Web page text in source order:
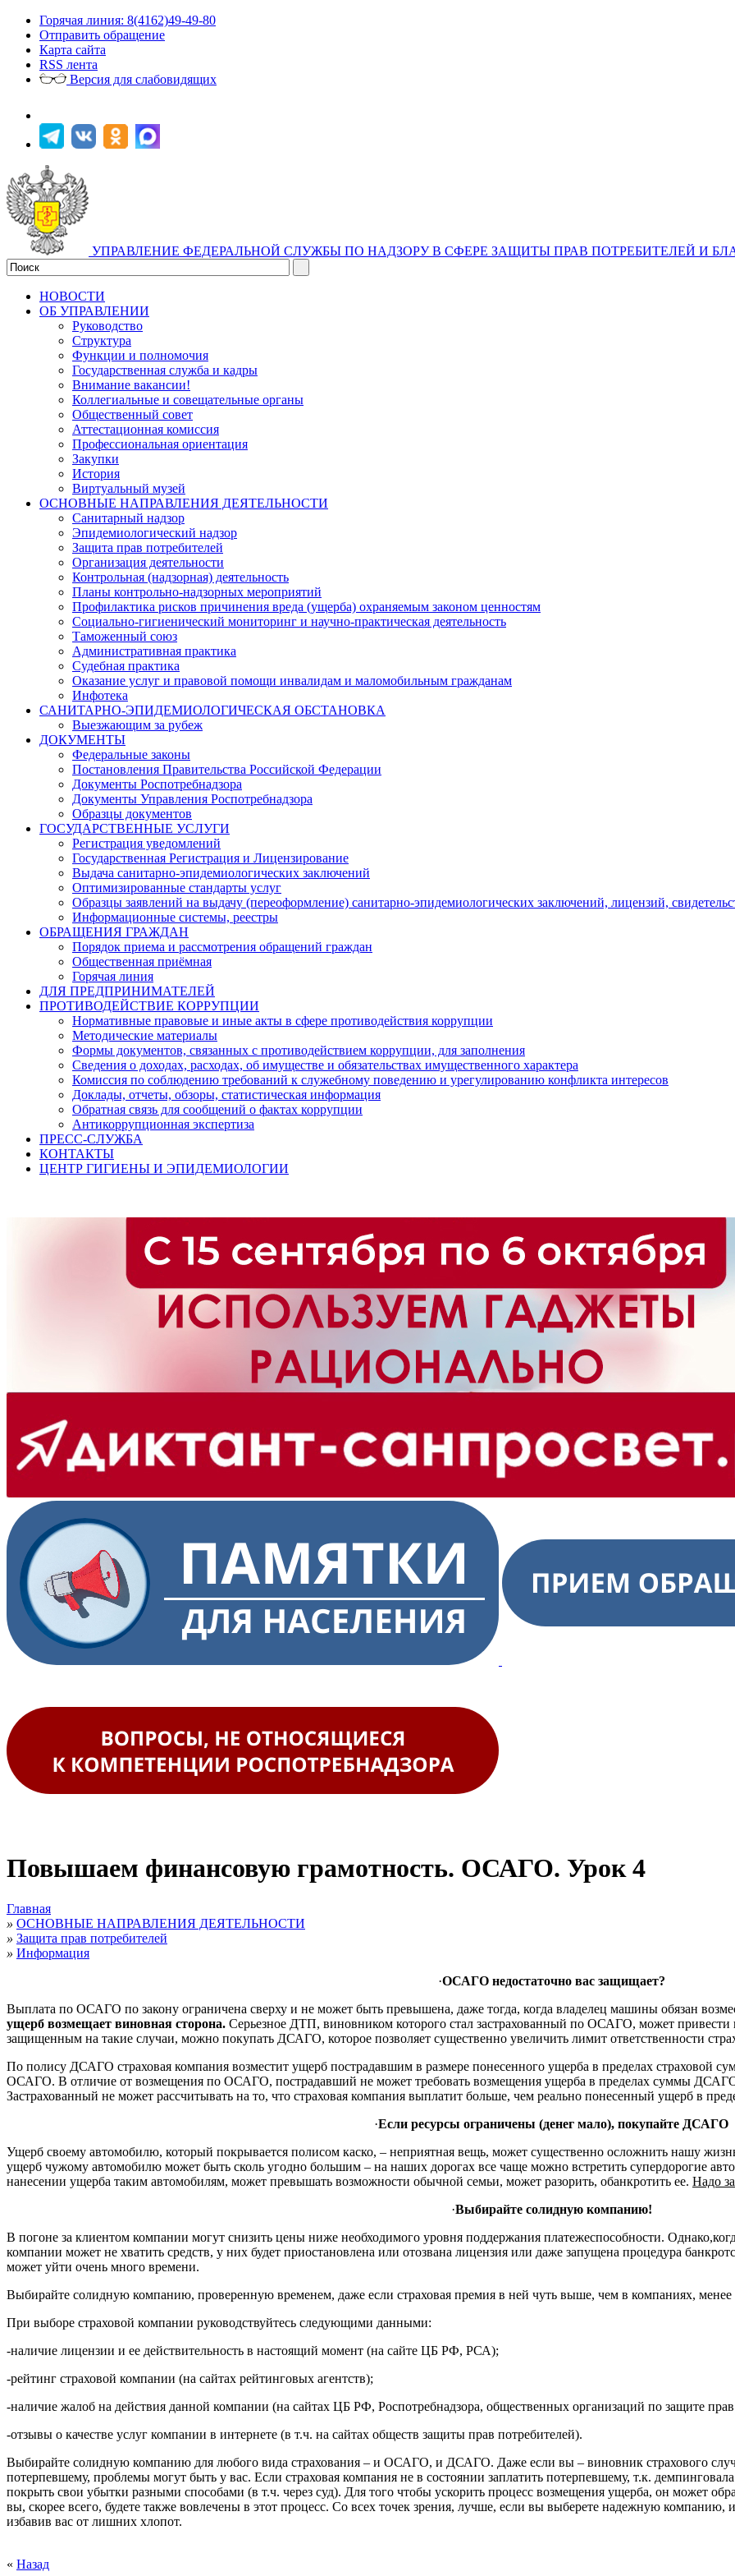
Горячая линия: 8(4162)49-49-80
Отправить обращение
Карта сайта
RSS лента
Версия для слабовидящих
УПРАВЛЕНИЕ ФЕДЕРАЛЬНОЙ СЛУЖБЫ ПО НАДЗОРУ В СФЕРЕ ЗАЩИТЫ ПРАВ ПОТРЕБИТЕЛЕЙ И
НОВОСТИ
ОБ УПРАВЛЕНИИ
Руководство
Структура
Функции и полномочия
Государственная служба и кадры
Внимание вакансии!
Коллегиальные и совещательные органы
Общественный совет
Аттестационная комиссия
Профессиональная ориентация
Закупки
История
Виртуальный музей
ОСНОВНЫЕ НАПРАВЛЕНИЯ ДЕЯТЕЛЬНОСТИ
Санитарный надзор
Эпидемиологический надзор
Защита прав потребителей
Организация деятельности
Контрольная (надзорная) деятельность
Планы контрольно-надзорных мероприятий
Профилактика рисков причинения вреда (ущерба) охраняемым законом ценностям
Социально-гигиенический мониторинг и научно-практическая деятельность
Таможенный союз
Административная практика
Судебная практика
Оказание услуг и правовой помощи инвалидам и маломобильным гражданам
Инфотека
САНИТАРНО-ЭПИДЕМИОЛОГИЧЕСКАЯ ОБСТАНОВКА
Выезжающим за рубеж
ДОКУМЕНТЫ
Федеральные законы
Постановления Правительства Российской Федерации
Документы Роспотребнадзора
Документы Управления Роспотребнадзора
Образцы документов
ГОСУДАРСТВЕННЫЕ УСЛУГИ
Регистрация уведомлений
Государственная Регистрация и Лицензирование
Выдача санитарно-эпидемиологических заключений
Оптимизированные стандарты услуг
Образцы заявлений на выдачу (переоформление) санитарно-эпидемиологических заключений, лицензий,
Информационные системы, реестры
ОБРАЩЕНИЯ ГРАЖДАН
Порядок приема и рассмотрения обращений граждан
Общественная приёмная
Горячая линия
ДЛЯ ПРЕДПРИНИМАТЕЛЕЙ
ПРОТИВОДЕЙСТВИЕ КОРРУПЦИИ
Нормативные правовые и иные акты в сфере противодействия коррупции
Методические материалы
Формы документов, связанных с противодействием коррупции, для заполнения
Сведения о доходах, расходах, об имуществе и обязательствах имущественного характера
Комиссия по соблюдению требований к служебному поведению и урегулированию конфликта интересов
Доклады, отчеты, обзоры, статистическая информация
Обратная связь для сообщений о фактах коррупции
Антикоррупционная экспертиза
ПРЕСС-СЛУЖБА
КОНТАКТЫ
ЦЕНТР ГИГИЕНЫ И ЭПИДЕМИОЛОГИИ
Повышаем финансовую грамотность. ОСАГО. Урок 4
Главная
» ОСНОВНЫЕ НАПРАВЛЕНИЯ ДЕЯТЕЛЬНОСТИ
» Защита прав потребителей
» Информация
·ОСАГО недостаточно вас защищает?
Выплата по ОСАГО по закону ограничена сверху и не может быть превышена, даже тогда, когда владелец машины обязан
ущерб возмещает виновная сторона. Серьезное ДТП, виновником которого стал застрахованный по ОСАГО, может привести
защищенным на такие случаи, можно покупать ДСАГО, которое позволяет существенно увеличить лимит ответственности
По полису ДСАГО страховая компания возместит ущерб пострадавшим в размере понесенного ущерба в пределах
ОСАГО. В отличие от возмещения по ОСАГО, пострадавший не может требовать возмещения ущерба в пределах суммы
Застрахованный не может рассчитывать на то, что страховая компания выплатит больше, чем реально понесенный ущерб в
·Если ресурсы ограничены (денег мало), покупайте ДСАГО
Ущерб своему автомобилю, который покрывается полисом каско, – неприятная вещь, может существенно осложнить нашу
ущерб чужому автомобилю может быть сколь угодно большим – на наших дорогах все чаще можно встретить супердорогие
нанесении ущерба таким автомобилям, может превышать возможности обычной семьи, может разорить, обанкротить ее. Надо
·Выбирайте солидную компанию!
В погоне за клиентом компании могут снизить цены ниже необходимого уровня поддержания платежеспособности.
компании может не хватить средств, у них будет приостановлена или отозвана лицензия или даже запущена процедура
может уйти очень много времени.
Выбирайте солидную компанию, проверенную временем, даже если страховая премия в ней чуть выше, чем в компаниях, менее
При выборе страховой компании руководствуйтесь следующими данными:
-наличие лицензии и ее действительность в настоящий момент (на сайте ЦБ РФ, РСА);
-рейтинг страховой компании (на сайтах рейтинговых агентств);
-наличие жалоб на действия данной компании (на сайтах ЦБ РФ, Роспотребнадзора, общественных организаций по защите прав
-отзывы о качестве услуг компании в интернете (в т.ч. на сайтах обществ защиты прав потребителей).
Выбирайте солидную компанию для любого вида страхования – и ОСАГО, и ДСАГО. Даже если вы – виновник страхового
потерпевшему, проблемы могут быть у вас. Если страховая компания не в состоянии заплатить потерпевшему, т.к.
покрыть свои убытки разными способами (в т.ч. через суд). Для того чтобы ускорить процесс возмещения ущерба, он может
вы, скорее всего, будете также вовлечены в этот процесс. Со всех точек зрения, лучше, если вы выберете надежную компанию,
избавив вас от лишних хлопот.
« Назад